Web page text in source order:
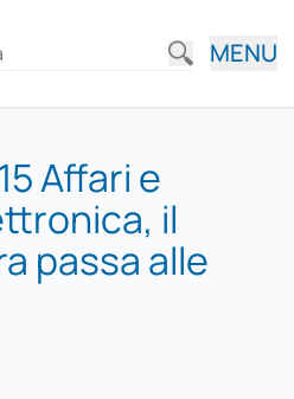
MENU
Affari e
il
passa alle